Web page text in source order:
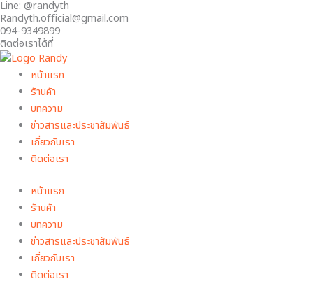
Skip
to
content
Line: @randyth
Randyth.official@gmail.com
094-9349899
ติดต่อเราได้ที่
หน้าแรก
ร้านค้า
บทความ
ข่าวสารและประชาสัมพันธ์
เกี่ยวกับเรา
ติดต่อเรา
หน้าแรก
ร้านค้า
บทความ
ข่าวสารและประชาสัมพันธ์
เกี่ยวกับเรา
ติดต่อเรา
ไฟฉาย
คาด
หัว
RD-
779
quantity
price
price
price
price
price
price
price